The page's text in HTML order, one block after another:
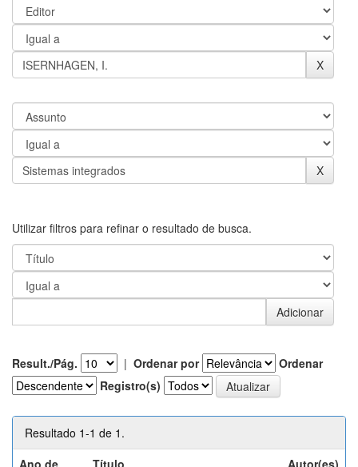
Utilizar filtros para refinar o resultado de busca.
Result./Pág. | Ordenar por
Ordenar
Registro(s)
Resultado 1-1 de 1.
Ano de
Título Autor(es)